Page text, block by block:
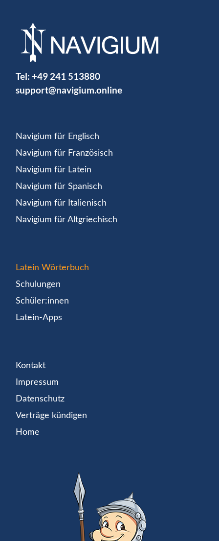
Tel: +49 241 513880
support@navigium.online
Navigium für Englisch
Navigium für Französisch
Navigium für Latein
Navigium für Spanisch
Navigium für Italienisch
Navigium für Altgriechisch
Latein Wörterbuch
Schulungen
Schüler:innen
Latein-Apps
Kontakt
Impressum
Datenschutz
Verträge kündigen
Home